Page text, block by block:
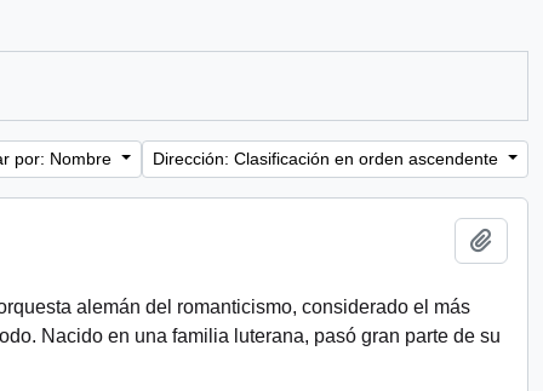
por: Nombre Dirección: Clasificación en orden ascendente
alemán del romanticismo, considerado el más
Nacido en una familia luterana, pasó gran parte de su